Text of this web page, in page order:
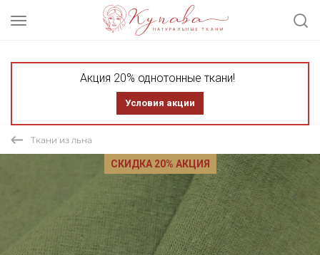
Акция 20% однотонные ткани!
Условия акции
Ткани из льна
СКИДКА 20% АКЦИЯ